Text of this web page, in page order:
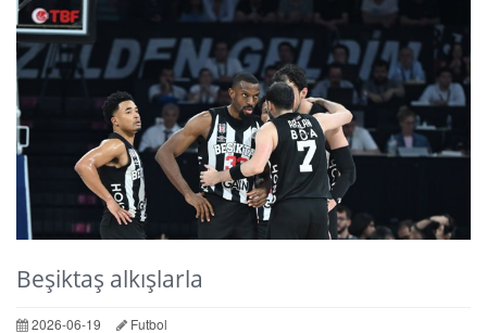
Beşiktaş alkışlarla
2026-06-19 Futbol